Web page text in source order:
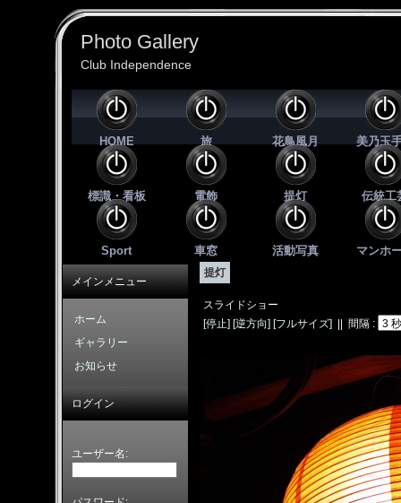
Photo Gallery
Club Independence
HOME 旅 花鳥風月 美乃玉
標識・看板 電飾 提灯 伝統工
Sport 車窓 活動写真 マンホ
提灯
スライドショー
[停止] [逆方向] [フルサイズ] || 間隔 :
メインメニュー
ホーム
ギャラリー
お知らせ
ログイン
ユーザー名: